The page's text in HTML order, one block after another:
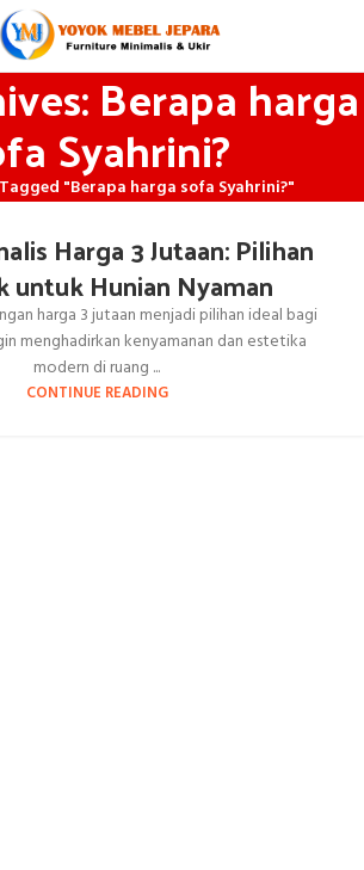
Berapa harga
Syahrini?
"Berapa harga sofa Syahrini?"
Harga 3 Jutaan: Pilihan
untuk Hunian Nyaman
harga 3 jutaan menjadi pilihan ideal bagi
menghadirkan kenyamanan dan estetika
modern di ruang ...
CONTINUE READING